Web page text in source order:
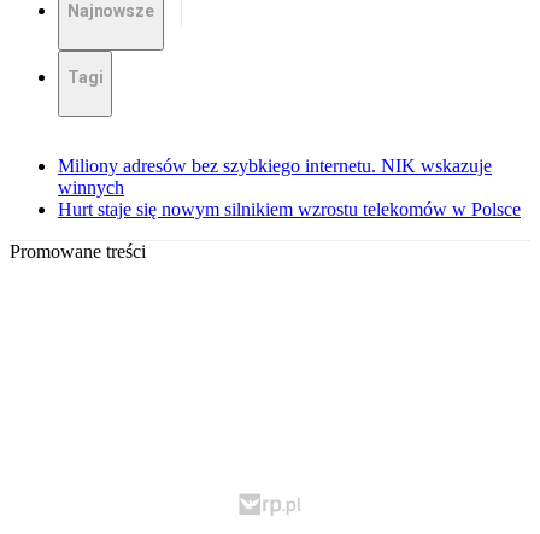
Najnowsze
Tagi
Miliony adresów bez szybkiego internetu. NIK wskazuje
winnych
Hurt staje się nowym silnikiem wzrostu telekomów w Polsce
Promowane treści